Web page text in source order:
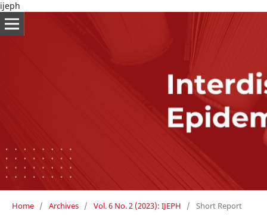
ijeph
Home / Archives / Vol. 6 No. 2 (2023): IJEPH / Short Report